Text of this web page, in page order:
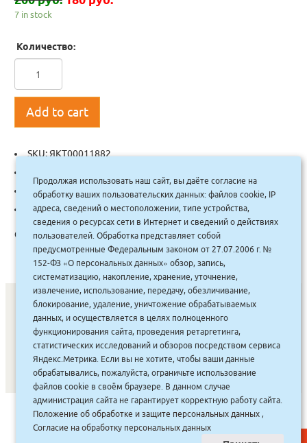
7 in stock
Количество:
Add to cart
SKU:ЯКТ00011882
Categories:9 класс,9 класс История,Школьная литература
Tag:Русское слово
Описание:
СОНУННАР|КОМПАНИЯ ТУҺУНАН |МАҔАҺЫЫННАР
АКЦИЯЛАР|ДИСКОНТНАЙ СИСТЕМА |ЮРИДИЧЕСКАЙ|
ВАКАНСИЯЛАР
САЙТ СОЗДАН:ООО "ЭЙФОС" . ИНФОРМАЦИОННЫЕ
ТЕХНОЛОГИИ
Продолжая использовать наш сайт, вы даёте согласие на
обработку ваших пользовательских данных: файлов cookie, IP
адреса, сведений о местоположении, типе устройства,
сведения о ресурсах сети в Интернет и сведений о действиях
пользователей. Обработка представляет собой
предусмотренные Федеральным законом от 27.07.2006 г. №
152-ФЗ «О персональных данных» обзор, запись,
систематизацию, накопление, хранение, уточнение,
извлечение, использование, передачу, обезличивание,
блокирование, удаление, уничтожение обрабатываемых
данных, и осуществляется в целях полноценного
функционирования сайта, проведения ретаргетинга,
статистических исследований и обзоров посредством сервиса
Яндекс.Метрика. Если вы не хотите, чтобы ваши данные
обрабатывались, пожалуйста, ограничьте использование
файлов cookie в своём браузере. В данном случае
администрация сайта не гарантирует корректную работу сайта.
Положение об обработке и защите персональных данных ,
Согласие на обработку персональных данных